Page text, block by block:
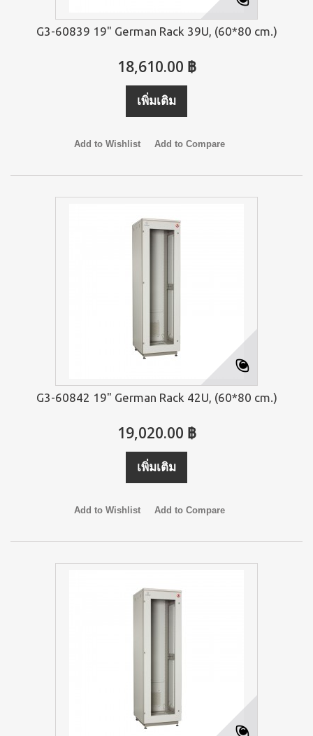
G3-60839 19" German Rack 39U, (60*80 cm.)
18,610.00 ฿
เพิ่มเติม
Add to Wishlist Add to Compare
G3-60842 19" German Rack 42U, (60*80 cm.)
19,020.00 ฿
เพิ่มเติม
Add to Wishlist Add to Compare